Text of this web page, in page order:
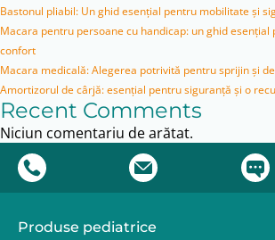
Bastonul pliabil: Un ghid esențial pentru mobilitate și
Macara pentru persoane cu handicap: un ghid esențial
confort
Macara medicală: Alegerea potrivită pentru sprijin și
Amortizorul de cârjă: esențial pentru siguranță și o
Recent Comments
Niciun comentariu de arătat.
Produse pediatrice